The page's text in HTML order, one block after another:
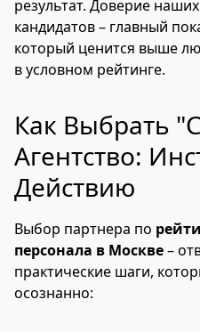
результат. Доверие
кандидатов – главный
который ценится выше
в условном рейтинге.
Как Выбрать
Агентство:
Действию
Выбор партнера по
персонала в Москве–
практические шаги,
осознанно: